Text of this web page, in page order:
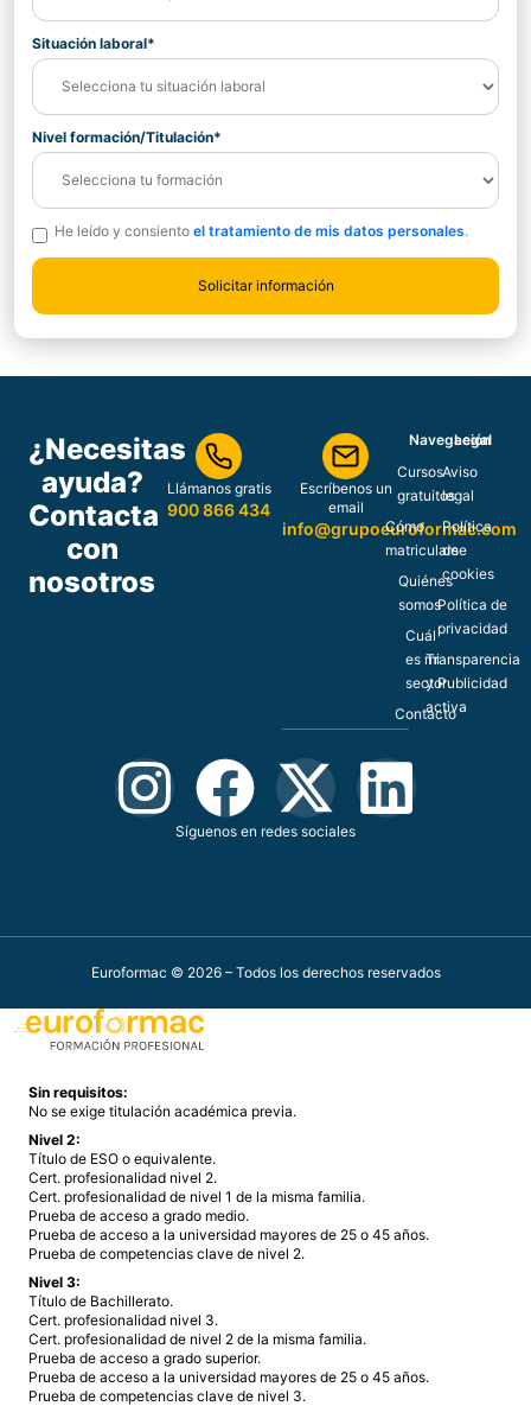
Situación laboral*
Nivel formación/Titulación*
He leído y consiento el tratamiento de mis datos personales.
¿Necesitas
ayuda?
Contacta
con
nosotros
Llámanos gratis
900 866 434
Escríbenos un
email
info@grupoeuroformac.com
Navegación
Cursos
gratuitos
Cómo
matricularse
Quiénes
somos
Cuál
es mi
sector
Contacto
Legal
Aviso
legal
Política
de
cookies
Política de
privacidad
Transparencia
y Publicidad
activa
Síguenos en redes sociales
Euroformac © 2026 – Todos los derechos reservados
Sin requisitos:
No se exige titulación académica previa.
Nivel 2:
Título de ESO o equivalente.
Cert. profesionalidad nivel 2.
Cert. profesionalidad de nivel 1 de la misma familia.
Prueba de acceso a grado medio.
Prueba de acceso a la universidad mayores de 25 o 45 años.
Prueba de competencias clave de nivel 2.
Nivel 3:
Título de Bachillerato.
Cert. profesionalidad nivel 3.
Cert. profesionalidad de nivel 2 de la misma familia.
Prueba de acceso a grado superior.
Prueba de acceso a la universidad mayores de 25 o 45 años.
Prueba de competencias clave de nivel 3.